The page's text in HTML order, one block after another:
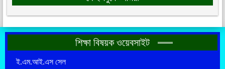
শিক্ষা বিষয়ক ওয়েবসাইট
ই.এম.আই.এস সেল